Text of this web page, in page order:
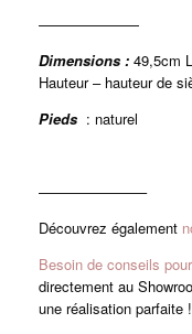
———————
Dimensions : 49,5cm
Hauteur – hauteur de
Pieds : naturel
———————–
Découvrez également
Besoin de conseils
directement au
une réalisation parfaite !